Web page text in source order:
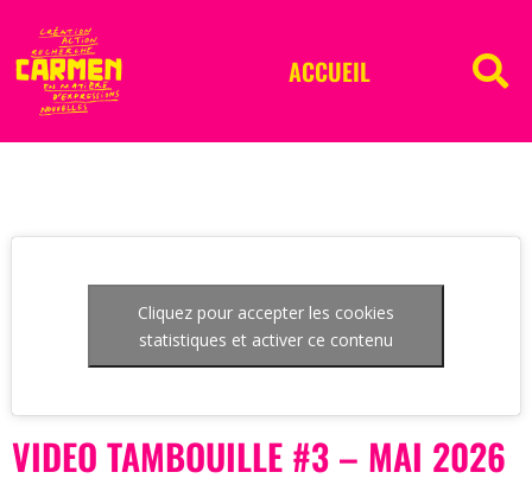
ACCUEIL
Cliquez pour accepter les cookies
statistiques et activer ce contenu
VIDEO TAMBOUILLE #3 – MAI 2026